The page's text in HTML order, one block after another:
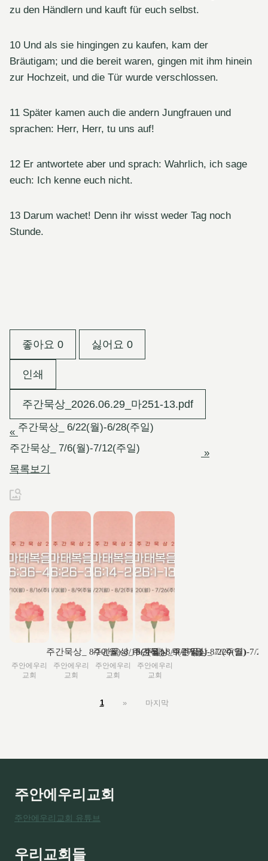
zu den Händlern und kauft für euch selbst.
10 Und als sie hingingen zu kaufen, kam der
Bräutigam; und die bereit waren, gingen mit ihm hinein
zur Hochzeit, und die Tür wurde verschlossen.
11 Später kamen auch die andern Jungfrauen und
sprachen: Herr, Herr, tu uns auf!
12 Er antwortete aber und sprach: Wahrlich, ich sage
euch: Ich kenne euch nicht.
13 Darum wachet! Denn ihr wisst weder Tag noch
Stunde.
좋아요 0 싫어요 0
인쇄
주간묵상_2026.06.29_마251-13.pdf
« 주간묵상_ 6/22(월)-6/28(주일)
주간묵상_ 7/6(월)-7/12(주일)
»
목록보기
주간묵상_ 8/10(월)-8/16(주일)
주안에우리
교회
주간묵상_ 8/3(월)-8/9(주일)
주안에우리
교회
주간묵상_ 7/27(월)-8/2(주일)
주안에우리
교회
주간묵상_ 7/20(월)-7/
주안에우리
교회
1 » 마지막
주안에우리교회
주안에우리교회 유튜브
우리교회들